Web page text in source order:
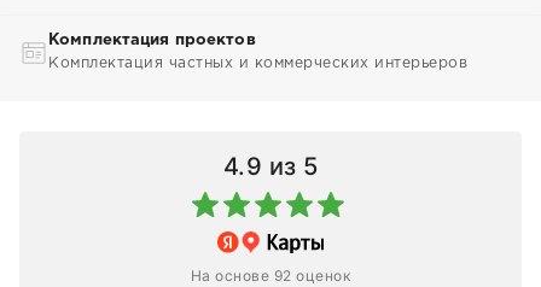
Комплектация проектов
Комплектация частных и коммерческих интерьеров
4.9 из 5
На основе 92 оценок